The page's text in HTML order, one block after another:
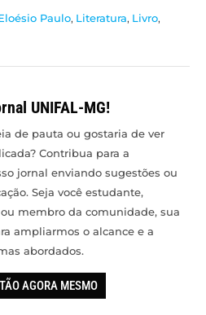
Paulo, Literatura, Livro,
UNIFAL-MG!
de pauta ou gostaria de ver
Contribua para a
jornal enviando sugestões ou
Seja você estudante,
membro da comunidade, sua
ampliarmos o alcance e a
abordados.
AGORA MESMO